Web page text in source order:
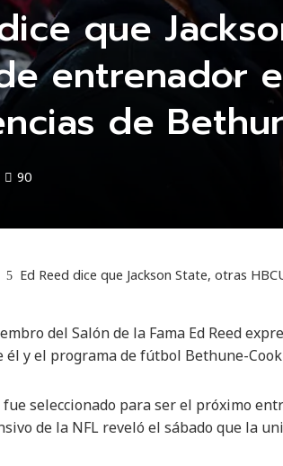
que
entrenador
de
90
Ed Reed dice que Jackson State, otras
del Salón de la Fama Ed Reed
él y el programa de fútbol Bethune-
fue seleccionado para ser el próximo
de la NFL reveló el sábado que la